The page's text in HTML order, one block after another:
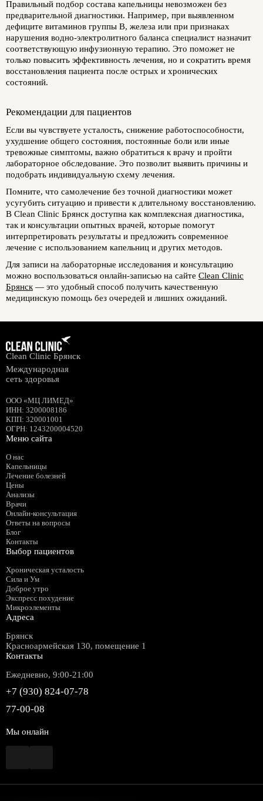
Правильный подбор состава капельницы невозможен без
предварительной диагностики. Например, при выявленном
дефиците витаминов группы B, железа или при признаках
нарушения водно-электролитного баланса специалист назначит
соответствующую инфузионную терапию. Это поможет не
только повысить эффективность лечения, но и сократить время
восстановления пациента после острых и хронических
состояний.
Рекомендации для пациентов
Если вы чувствуете усталость, снижение работоспособности,
ухудшение общего состояния, постоянные боли или иные
тревожные симптомы, важно обратиться к врачу и пройти
лабораторное обследование. Это позволит выявить причины и
подобрать индивидуальную схему лечения.
Помните, что самолечение без точной диагностики может
усугубить ситуацию и привести к длительному восстановлению.
В Clean Clinic Брянск доступна как комплексная диагностика,
так и консультации опытных врачей, которые помогут
интерпретировать результаты и предложить современное
лечение с использованием капельниц и других методов.
Для записи на лабораторные исследования и консультацию
можно воспользоваться онлайн-записью на сайте Clean Clinic
Брянск — это удобный способ получить качественную
медицинскую помощь без очередей и лишних ожиданий.
Clean Clinic Брянск
Международная
сеть здоровья
ООО «МЦ ЛИМЕД»
ИНН: 3200008186
КПП: 320001001
ОГРН: 1243200004520
Меню сайта
О нас
Капельницы
Лечение болезней
Цены
Анализы
Врачи
Онлайн-консультация
Ответы на вопросы
Блог
Контакты
Выбор пациентов
Хроническая усталость
Сила и Ум
Доброе утро
Экспресс похудение
Микроэлементы
Адреса
Брянск
Красноармейская 130, помещение 1
Контакты
Ежедневно, 9:00-21:00
+7 (930) 824-07-78
77-00-08
Мы онлайн